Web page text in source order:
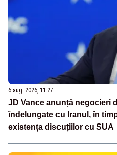
6 aug. 2026, 11:27
JD Vance anunță negocieri
îndelungate cu Iranul, în
existența discuțiilor cu SUA